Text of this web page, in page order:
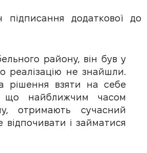
підписання додаткової до
району, він був у
реалізацію не знайшли.
рішення взяти на себе
що найближчим часом
отримають сучасний
і займатися